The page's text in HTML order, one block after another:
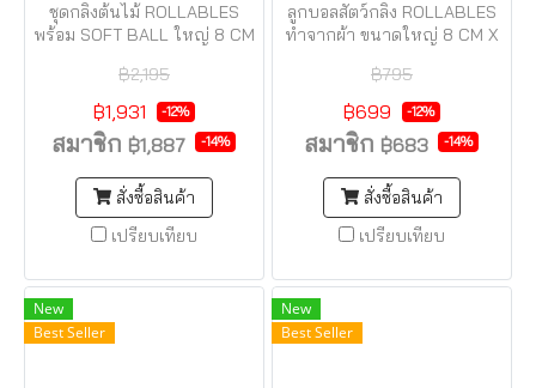
ชุดกลิ้งต้นไม้ ROLLABLES
พร้อม SOFT BALL ใหญ่ 8 CM
BITE
฿2,195
฿1,931 -12%
สมาชิก ฿1,887 -14%
สั่งซื้อสินค้า
เปรียบเทียบ
ลูกบอลสัตว์กลิ้ง ROLLABLES
ทำจากผ้า ขนาดใหญ่ 8 CM X
BITE
฿795
฿699 -12%
สมาชิก ฿683 -14%
สั่งซื้อสินค้า
เปรียบเทียบ
New
Best Seller
New
Best Seller